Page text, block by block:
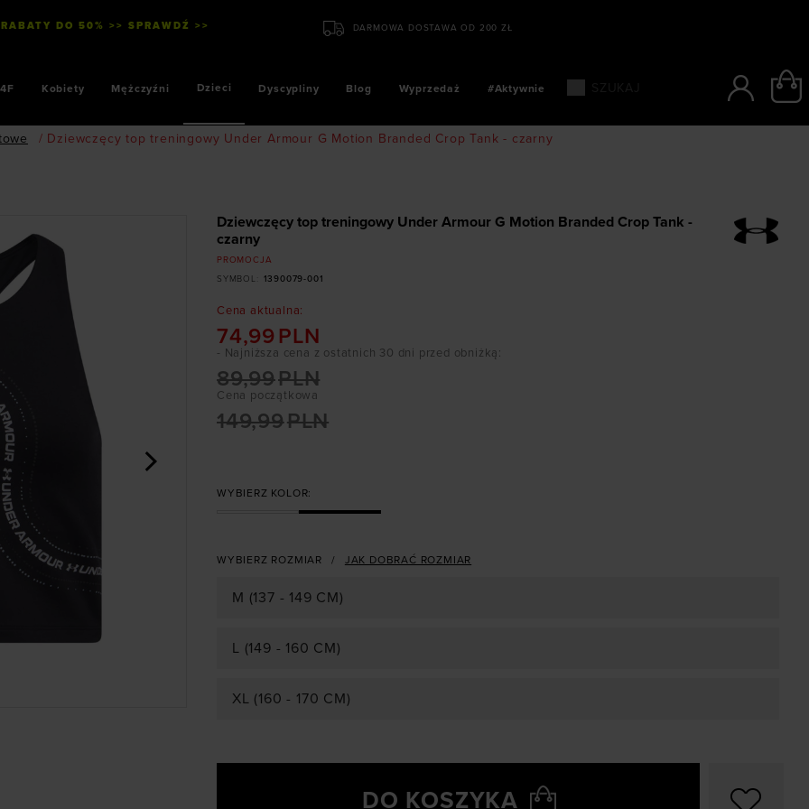
DO 50% >> SPRAWDŹ >> DARMOWA DOSTAWA OD 200 ZŁ
4F Kobiety Mężczyźni Dzieci Dyscypliny Blog Wyprzedaż #Aktywnie
/ Dziewczęcy top treningowy Under Armour G Motion Branded Crop Tank - czarny
Dziewczęcy top treningowy Under Armour G Motion Branded Crop Tank -
czarny
PROMOCJA
SYMBOL
1390079-001
Cena aktualna:
74,99 PLN
Cena początkowa
149,99PLN
89,99PLN
- Najniższa cena z ostatnich 30 dni przed obniżką:
WYBIERZ KOLOR:
WYBIERZ ROZMIAR JAK DOBRAĆ ROZMIAR
M (137 - 149 CM)
L (149 - 160 CM)
XL (160 - 170 CM)
DO KOSZYKA